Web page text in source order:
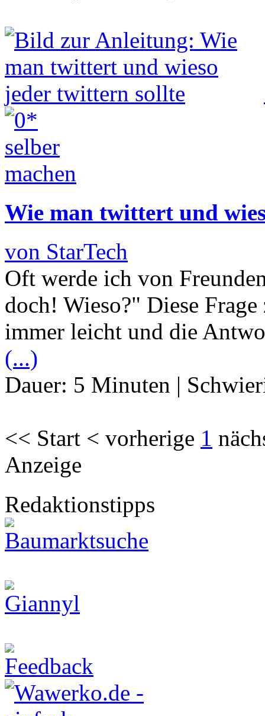
Wie man twittert und
von StarTech
Oft werde ich von
doch! Wieso?" Diese
immer leicht und die
(...)
Dauer: 5 Minuten |
<< Start < vorherige 1
Anzeige
Redaktionstipps